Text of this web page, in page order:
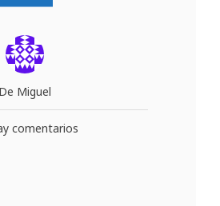
De Miguel
comentarios